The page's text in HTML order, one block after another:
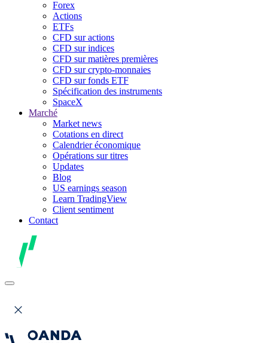
Forex
Actions
ETFs
CFD sur actions
CFD sur indices
CFD sur matières premières
CFD sur crypto-monnaies
CFD sur fonds ETF
Spécification des instruments
SpaceX
Marché
Market news
Cotations en direct
Calendrier économique
Opérations sur titres
Updates
Blog
US earnings season
Learn TradingView
Client sentiment
Contact